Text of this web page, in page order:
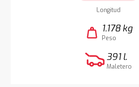
Longitud
weight 1.178 kg
Peso
391 l.
Maletero